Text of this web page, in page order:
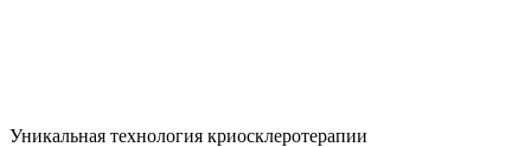
Уникальная технология криосклеротерапии